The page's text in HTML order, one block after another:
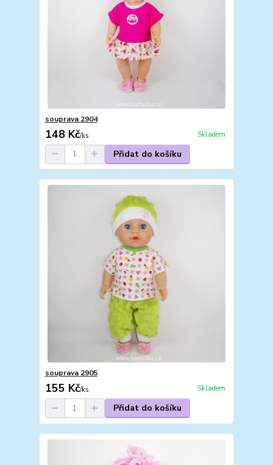
souprava 2904
148 Kč/ks Skladem
Přidat do košíku
souprava 2905
155 Kč/ks Skladem
Přidat do košíku